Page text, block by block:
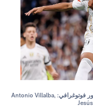
المصور فوتوغرافي: Antonio Villalba,